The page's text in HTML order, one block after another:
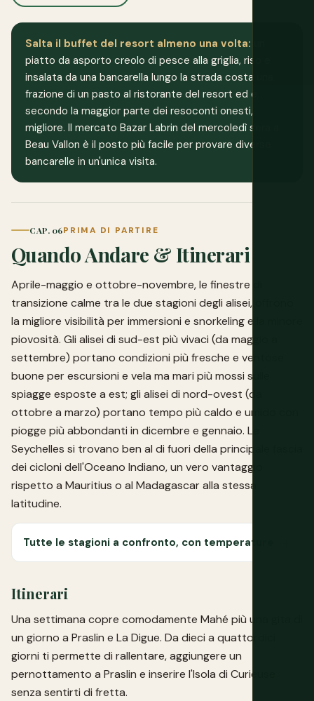
Salta il buffet del resort almeno una volta:
piatto da asporto creolo di pesce alla griglia, riso e
insalata da una bancarella lungo la strada costa una
frazione di un pasto al ristorante del resort ed è,
secondo la maggior parte dei resoconti onesti,
migliore. Il mercato Bazar Labrin del mercoledì sera a
Beau Vallon è il posto più facile per provare diverse
bancarelle in un'unica visita.
CAP. 06PRIMA DI PARTIRE
Quando Andare & Itinerari
Aprile-maggio e ottobre-novembre, le finestre di
transizione calme tra le due stagioni degli alisei, offrono
la migliore visibilità per immersioni e snorkeling e la minore
piovosità. Gli alisei di sud-est più vivaci (da maggio a
settembre) portano condizioni più fresche e ventose
buone per escursioni e vela ma mari più mossi sulle
spiagge esposte a est; gli alisei di nord-ovest (da
ottobre a marzo) portano tempo più caldo e umido con
piogge più abbondanti in dicembre e gennaio. Le
Seychelles si trovano ben al di fuori della principale fascia
dei cicloni dell'Oceano Indiano, un vero vantaggio
rispetto a Mauritius o al Madagascar alla stessa
latitudine.
Tutte le stagioni a confronto, con temperature
Itinerari
Una settimana copre comodamente Mahé più una gita di
un giorno a Praslin e La Digue. Da dieci a quattordici
giorni ti permette di rallentare, aggiungere un
pernottamento a Praslin e inserire l'Isola di Curieuse
senza sentirti di fretta.